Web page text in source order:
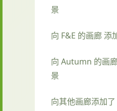
景
向 F&E 的画廊 添
向 Autumn 的画
景
向其他画廊添加